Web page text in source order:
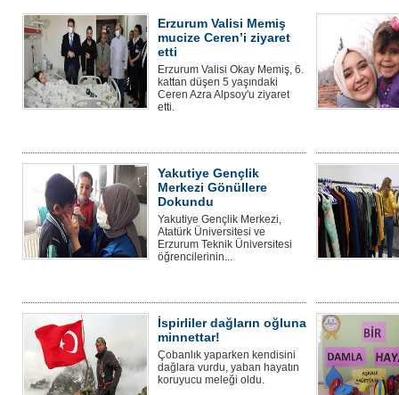
Erzurum Valisi Memiş
mucize Ceren’i ziyaret
etti
Erzurum Valisi Okay Memiş, 6.
kattan düşen 5 yaşındaki
Ceren Azra Alpsoy'u ziyaret
etti.
Yakutiye Gençlik
Merkezi Gönüllere
Dokundu
Yakutiye Gençlik Merkezi,
Atatürk Üniversitesi ve
Erzurum Teknik Üniversitesi
öğrencilerinin...
İspirliler dağların oğluna
minnettar!
Çobanlık yaparken kendisini
dağlara vurdu, yaban hayatın
koruyucu meleği oldu.